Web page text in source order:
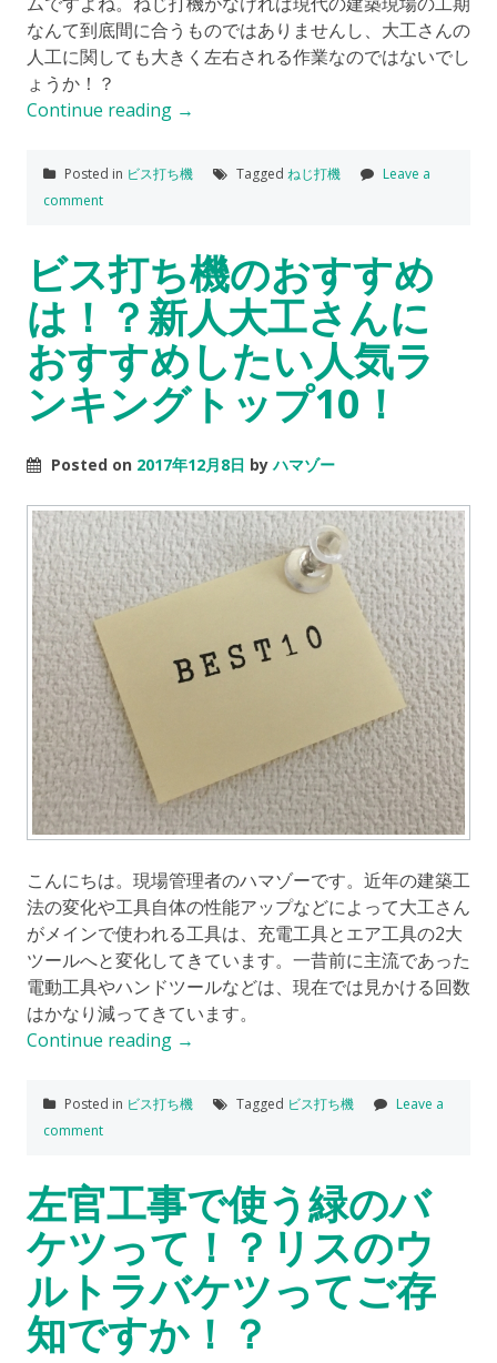
なんて到底間に合うものではありませんし、大工さんの
人工に関しても大きく左右される作業なのではないでし
ょうか！？
Continue reading →
Posted in ビス打ち機 Tagged ねじ打機
Leave a
comment
ビス打ち機のおすすめ
は！？新人大工さんに
おすすめしたい人気ラ
ンキングトップ10！
Posted on 2017年12月8日 byハマゾー
こんにちは。現場管理者のハマゾーです。近年の建築工
法の変化や工具自体の性能アップなどによって大工さん
がメインで使われる工具は、充電工具とエア工具の2大
ツールへと変化してきています。一昔前に主流であった
電動工具やハンドツールなどは、現在では見かける回数
はかなり減ってきています。
Continue reading →
Posted in ビス打ち機 Tagged ビス打ち機
Leave a
comment
左官工事で使う緑のバ
ケツって！？リスのウ
ルトラバケツってご存
知ですか！？